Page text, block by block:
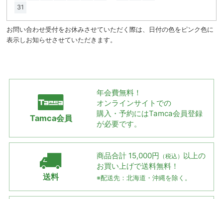
31
お問い合わせ受付をお休みさせていただく際は、日付の色をピンク色に
表示しお知らせさせていただきます。
Tamca会員
年会費無料！
オンラインサイトでの
購入・予約にはTamca会員登録
が必要です。
送料
商品合計 15,000円 （税込） 以上の
お買い上げで送料無料！
※配送先：北海道・沖縄を除く。